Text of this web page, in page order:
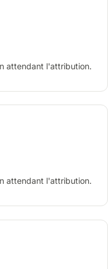
attendant l'attribution.
attendant l'attribution.